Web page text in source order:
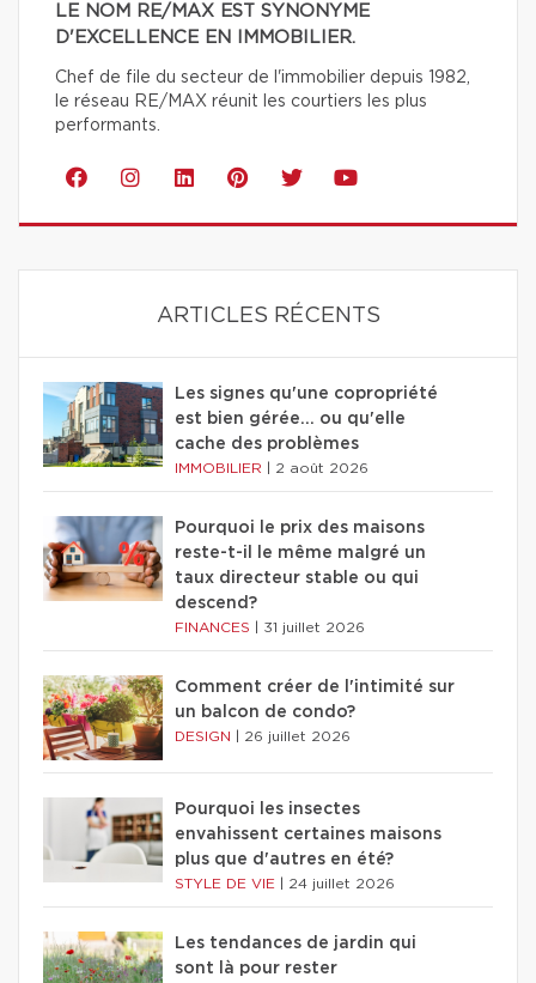
LE NOM RE/MAX EST SYNONYME
D'EXCELLENCE EN IMMOBILIER.
Chef de file du secteur de l'immobilier depuis 1982,
le réseau RE/MAX réunit les courtiers les plus
performants.
ARTICLES RÉCENTS
Les signes qu'une copropriété
est bien gérée… ou qu'elle
cache des problèmes
IMMOBILIER 2 août 2026
Pourquoi le prix des maisons
reste-t-il le même malgré un
taux directeur stable ou qui
descend?
FINANCES 31 juillet 2026
Comment créer de l'intimité sur
un balcon de condo?
DESIGN 26 juillet 2026
Pourquoi les insectes
envahissent certaines maisons
plus que d'autres en été?
STYLE DE VIE 24 juillet 2026
Les tendances de jardin qui
sont là pour rester